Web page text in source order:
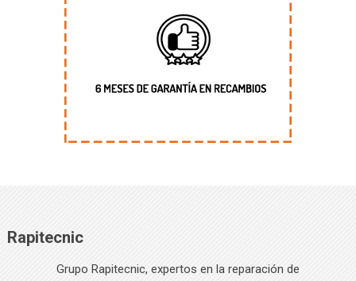
Rapitecnic
Grupo Rapitecnic, expertos en la reparación de